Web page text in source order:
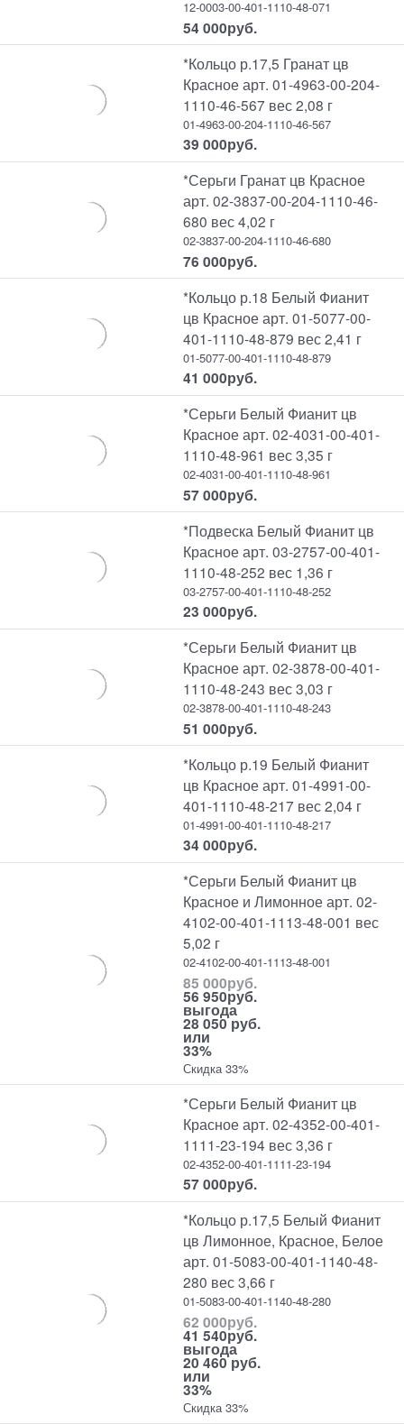
12-0003-00-401-1110-48-071
54 000руб.
*Кольцо р.17,5 Гранат цв
Красное арт. 01-4963-00-204-
1110-46-567 вес 2,08 г
01-4963-00-204-1110-46-567
39 000руб.
*Серьги Гранат цв Красное
арт. 02-3837-00-204-1110-46-
680 вес 4,02 г
02-3837-00-204-1110-46-680
76 000руб.
*Кольцо р.18 Белый Фианит
цв Красное арт. 01-5077-00-
401-1110-48-879 вес 2,41 г
01-5077-00-401-1110-48-879
41 000руб.
*Серьги Белый Фианит цв
Красное арт. 02-4031-00-401-
1110-48-961 вес 3,35 г
02-4031-00-401-1110-48-961
57 000руб.
*Подвеска Белый Фианит цв
Красное арт. 03-2757-00-401-
1110-48-252 вес 1,36 г
03-2757-00-401-1110-48-252
23 000руб.
*Серьги Белый Фианит цв
Красное арт. 02-3878-00-401-
1110-48-243 вес 3,03 г
02-3878-00-401-1110-48-243
51 000руб.
*Кольцо р.19 Белый Фианит
цв Красное арт. 01-4991-00-
401-1110-48-217 вес 2,04 г
01-4991-00-401-1110-48-217
34 000руб.
*Серьги Белый Фианит цв
Красное и Лимонное арт. 02-
4102-00-401-1113-48-001 вес
5,02 г
02-4102-00-401-1113-48-001
85 000руб.
56 950руб.
выгода
28 050 руб.
или
33%
Скидка 33%
*Серьги Белый Фианит цв
Красное арт. 02-4352-00-401-
1111-23-194 вес 3,36 г
02-4352-00-401-1111-23-194
57 000руб.
*Кольцо р.17,5 Белый Фианит
цв Лимонное, Красное, Белое
арт. 01-5083-00-401-1140-48-
280 вес 3,66 г
01-5083-00-401-1140-48-280
62 000руб.
41 540руб.
выгода
20 460 руб.
или
33%
Скидка 33%